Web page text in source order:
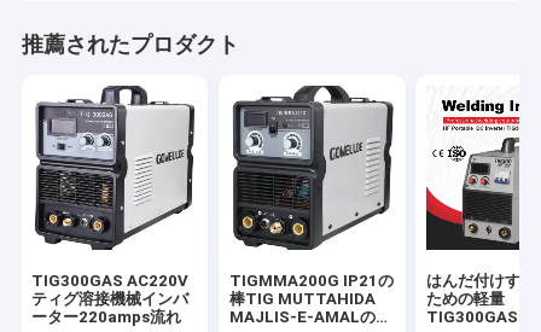
推薦されたプロダクト
TIG300GAS AC220V
ティグ溶接機械インバ
ーター220amps流れ
TIGMMA200G IP21の
棒TIG MUTTAHIDA
MAJLIS-E-AMALの溶
はんだ付けする
ための軽量
TIG300GAS